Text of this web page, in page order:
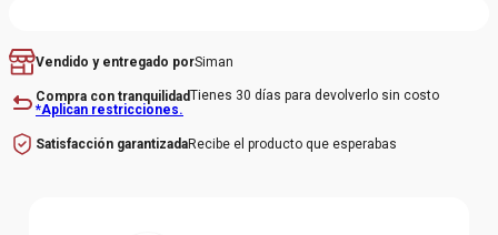
Vendido y entregado porSiman
Compra con tranquilidadTienes 30 días para devolverlo sin costo
*Aplican restricciones.
Satisfacción garantizadaRecibe el producto que esperabas